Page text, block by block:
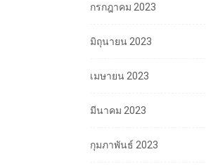
กรกฎาคม 2023
มิถุนายน 2023
เมษายน 2023
มีนาคม 2023
กุมภาพันธ์ 2023